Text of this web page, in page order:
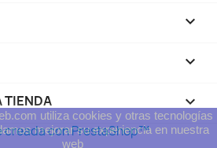


TIENDA keyboard_arrow_down
utiliza cookies y otras tecnologías
mejorar su experiencia en nuestra
web
con PrestaShop™